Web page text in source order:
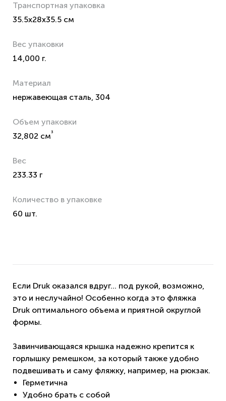
Транспортная упаковка
35.5x28x35.5 см
Вес упаковки
14,000 г.
Материал
нержавеющая сталь, 304
Объем упаковки
32,802 см³
Вес
233.33 г
Количество в упаковке
60 шт.
Если Druk оказался вдруг... под рукой, возможно,
это и неслучайно! Особенно когда это фляжка
Druk оптимального объема и приятной округлой
формы.
Завинчивающаяся крышка надежно крепится к
горлышку ремешком, за который также удобно
подвешивать и саму фляжку, например, на рюкзак.
Герметична
Удобно брать с собой